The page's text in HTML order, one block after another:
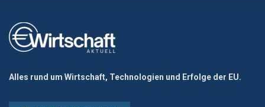
Alles rund um Wirtschaft, Technologien und Erfolge der EU.